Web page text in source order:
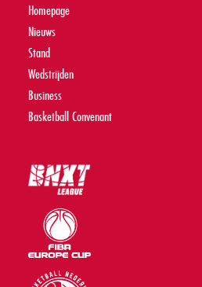
Homepage
Nieuws
Stand
Wedstrijden
Business
Basketball Convenant